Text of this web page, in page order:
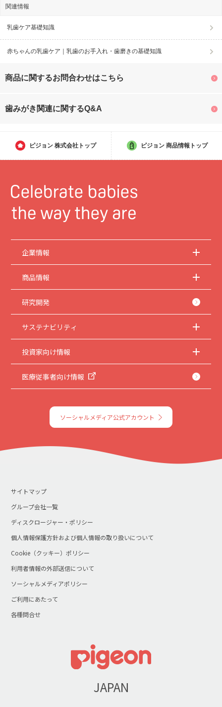
関連情報
乳歯ケア基礎知識
赤ちゃんの乳歯ケア｜乳歯のお手入れ・歯磨きの基礎知識
商品に関するお問合わせはこちら
歯みがき関連に関するQ&A
ピジョン 株式会社トップ ピジョン 商品情報トップ
企業情報
商品情報
研究開発
サステナビリティ
投資家向け情報
医療従事者向け情報
ソーシャルメディア公式アカウント
サイトマップ
グループ会社一覧
ディスクロージャー・ポリシー
個人情報保護方針および個人情報の取り扱いについて
Cookie（クッキー）ポリシー
利用者情報の外部送信について
ソーシャルメディアポリシー
ご利用にあたって
各種問合せ
JAPAN